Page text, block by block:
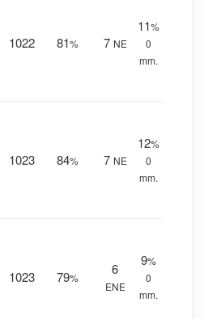
1022 81% 7 NE
11%
0
mm.
1023 84% 7 NE
12%
0
mm.
1023 79%
6
ENE
9%
0
mm.